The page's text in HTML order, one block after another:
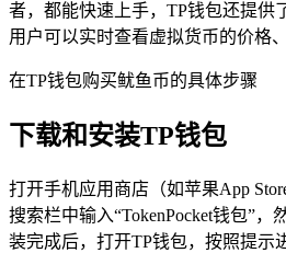
者，都能快速上手，TP钱包还提供
用户可以实时查看虚拟货币的价格
在TP钱包购买鱿鱼币的具体步骤
下载和安装TP钱包
打开手机应用商店（如苹果App
搜索栏中输入“TokenPocket钱包”，
装完成后，打开TP钱包，按照提示